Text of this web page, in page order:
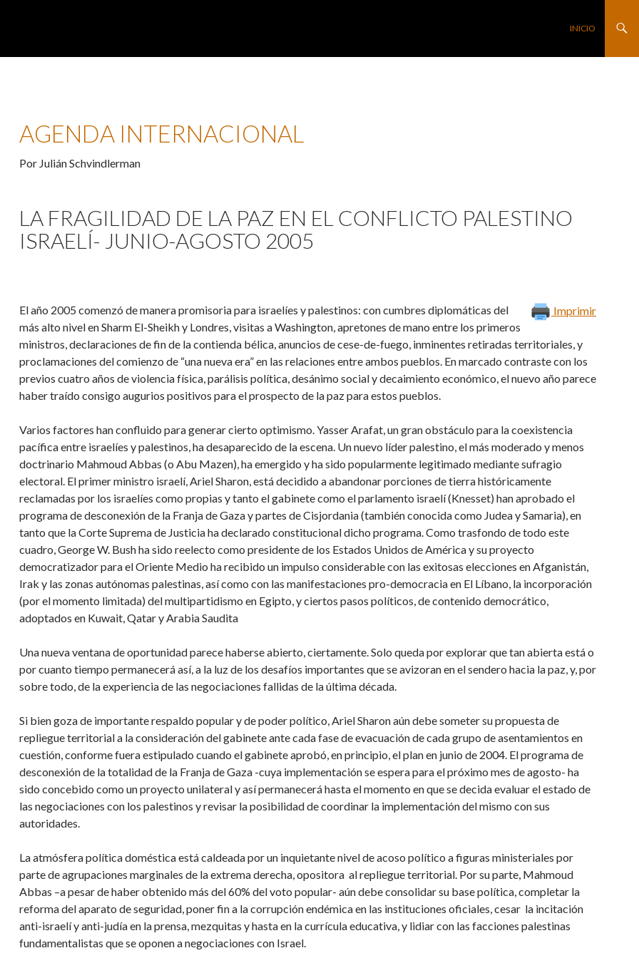
SALTAR AL
INICIO
AGENDA INTERNACIONAL
Por Julián Schvindlerman
LA FRAGILIDAD DE LA PAZ EN EL CONFLICTO PALESTINO
ISRAELÍ- JUNIO-AGOSTO 2005
Imprimir
El año 2005 comenzó de manera promisoria para israelíes y palestinos: con cumbres diplomáticas del
más alto nivel en Sharm El-Sheikh y Londres, visitas a Washington, apretones de mano entre los primeros
ministros, declaraciones de fin de la contienda bélica, anuncios de cese-de-fuego, inminentes retiradas territoriales, y
proclamaciones del comienzo de “una nueva era” en las relaciones entre ambos pueblos. En marcado contraste con los
previos cuatro años de violencia física, parálisis política, desánimo social y decaimiento económico, el nuevo año parece
haber traído consigo augurios positivos para el prospecto de la paz para estos pueblos.
Varios factores han confluido para generar cierto optimismo. Yasser Arafat, un gran obstáculo para la coexistencia
pacífica entre israelíes y palestinos, ha desaparecido de la escena. Un nuevo líder palestino, el más moderado y menos
doctrinario Mahmoud Abbas (o Abu Mazen), ha emergido y ha sido popularmente legitimado mediante sufragio
electoral. El primer ministro israelí, Ariel Sharon, está decidido a abandonar porciones de tierra históricamente
reclamadas por los israelíes como propias y tanto el gabinete como el parlamento israelí (Knesset) han aprobado el
programa de desconexión de la Franja de Gaza y partes de Cisjordania (también conocida como Judea y Samaria), en
tanto que la Corte Suprema de Justicia ha declarado constitucional dicho programa. Como trasfondo de todo este
cuadro, George W. Bush ha sido reelecto como presidente de los Estados Unidos de América y su proyecto
democratizador para el Oriente Medio ha recibido un impulso considerable con las exitosas elecciones en Afganistán,
Irak y las zonas autónomas palestinas, así como con las manifestaciones pro-democracia en El Líbano, la incorporación
(por el momento limitada) del multipartidismo en Egipto, y ciertos pasos políticos, de contenido democrático,
adoptados en Kuwait, Qatar y Arabia Saudita
Una nueva ventana de oportunidad parece haberse abierto, ciertamente. Solo queda por explorar que tan abierta está o
por cuanto tiempo permanecerá así, a la luz de los desafíos importantes que se avizoran en el sendero hacia la paz, y, por
sobre todo, de la experiencia de las negociaciones fallidas de la última década.
Si bien goza de importante respaldo popular y de poder político, Ariel Sharon aún debe someter su propuesta de
repliegue territorial a la consideración del gabinete ante cada fase de evacuación de cada grupo de asentamientos en
cuestión, conforme fuera estipulado cuando el gabinete aprobó, en principio, el plan en junio de 2004. El programa de
desconexión de la totalidad de la Franja de Gaza -cuya implementación se espera para el próximo mes de agosto- ha
sido concebido como un proyecto unilateral y así permanecerá hasta el momento en que se decida evaluar el estado de
las negociaciones con los palestinos y revisar la posibilidad de coordinar la implementación del mismo con sus
autoridades.
La atmósfera política doméstica está caldeada por un inquietante nivel de acoso político a figuras ministeriales por
parte de agrupaciones marginales de la extrema derecha, opositora al repliegue territorial. Por su parte, Mahmoud
Abbas –a pesar de haber obtenido más del 60% del voto popular- aún debe consolidar su base política, completar la
reforma del aparato de seguridad, poner fin a la corrupción endémica en las instituciones oficiales, cesar la incitación
anti-israelí y anti-judía en la prensa, mezquitas y hasta en la currícula educativa, y lidiar con las facciones palestinas
fundamentalistas que se oponen a negociaciones con Israel.